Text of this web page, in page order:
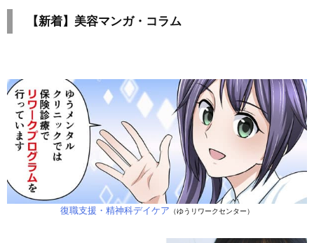
【新着】美容マンガ・コラム
復職支援・精神科デイケア （ゆうリワークセンター）